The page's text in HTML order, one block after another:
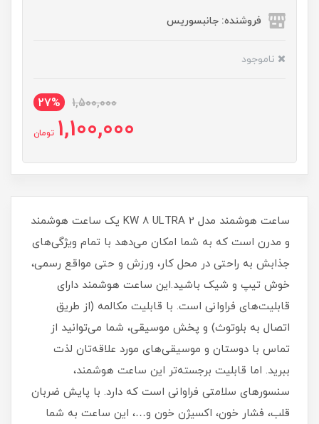
فروشنده: جانبسوریس
ناموجود
1,500,000
27%
1,100,000 تومان
ساعت هوشمند مدل KW 8 ULTRA 2 یک ساعت هوشمند
و مدرن است که به شما امکان می‌دهد با تمام ویژگی‌های
جذابش به راحتی در محل کار، ورزش و حتی مواقع رسمی،
خوش تیپ و شیک باشید.این ساعت هوشمند دارای
قابلیت‌های فراوانی است. با قابلیت مکالمه (از طریق
اتصال به بلوتوث) و پخش موسیقی، شما می‌توانید از
تماس با دوستان و موسیقی‌های مورد علاقه‌تان لذت
ببرید. اما قابلیت برجسته‌تر این ساعت هوشمند،
سنسورهای سلامتی فراوانی است که دارد. با پایش ضربان
قلب، فشار خون، اکسیژن خون و…، این ساعت به شما